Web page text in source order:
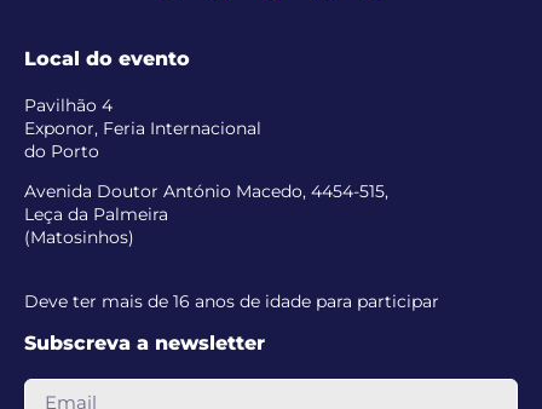
Local do evento
Pavilhão 4
Exponor, Feria Internacional
do Porto
Avenida Doutor António Macedo, 4454-515,
Leça da Palmeira
(Matosinhos)
Deve ter mais de 16 anos de idade para participar
Subscreva a newsletter